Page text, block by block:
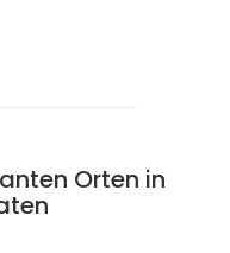
Orten in